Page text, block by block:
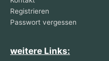
Registrieren
Passwort vergessen
weitere Links: